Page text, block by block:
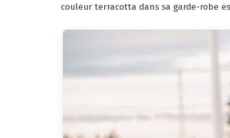
couleur terracotta dans sa garde-robe